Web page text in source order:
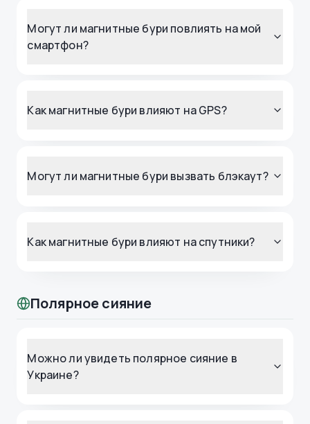
Могут ли магнитные бури повлиять на мой
смартфон?
Как магнитные бури влияют на GPS?
Могут ли магнитные бури вызвать блэкаут?
Как магнитные бури влияют на спутники?
Полярное сияние
Можно ли увидеть полярное сияние в
Украине?